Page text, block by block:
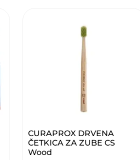
CURAPROX DRVENA
ČETKICA ZA ZUBE CS
Wood